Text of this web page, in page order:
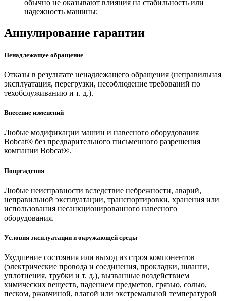
обычно не оказывают влияния на стабильность или
надежность машины;
Аннулирование гарантии
Ненадлежащее обращение
Отказы в результате ненадлежащего обращения (неправильная
эксплуатация, перегрузки, несоблюдение требований по
техобслуживанию и т. д.).
Внесение изменений
Любые модификации машин и навесного оборудования
Bobcat® без предварительного письменного разрешения
компании Bobcat®.
Повреждения
Любые неисправности вследствие небрежности, аварий,
неправильной эксплуатации, транспортировки, хранения или
использования несанкционированного навесного
оборудования.
Условия эксплуатации и окружающей среды
Ухудшение состояния или выход из строя компонентов
(электрические провода и соединения, прокладки, шланги,
уплотнения, трубки и т. д.), вызванные воздействием
химических веществ, падением предметов, грязью, солью,
песком, ржавчиной, влагой или экстремальной температурой